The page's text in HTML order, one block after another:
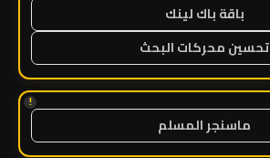
باقة باك لينك
تحسين محركات البحث
!
ماسنجر المسلم